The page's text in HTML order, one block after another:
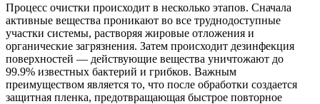
Процесс очистки происходит в несколько этапов. Сначала
активные вещества проникают во все труднодоступные
участки системы, растворяя жировые отложения и
органические загрязнения. Затем происходит дезинфекция
поверхностей — действующие вещества уничтожают до
99.9% известных бактерий и грибков. Важным
преимуществом является то, что после обработки создается
защитная пленка, предотвращающая быстрое повторное